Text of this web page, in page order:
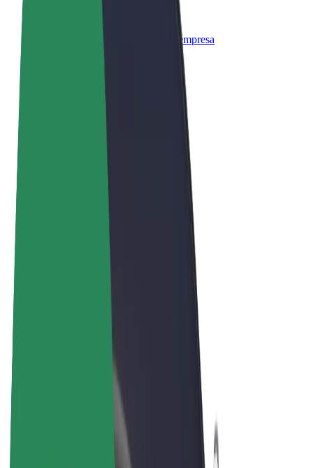
Bolt for Business
Produtos da Bolt ajustados à sua empresa
© 2026 Bolt Technology OÜ